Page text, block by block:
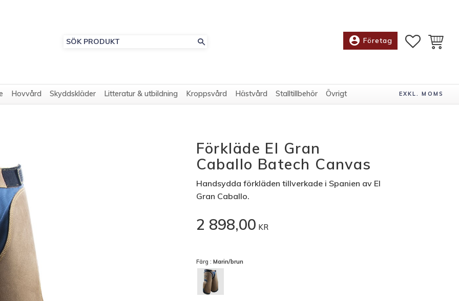
account_circle Företag
Hovvård Skyddskläder Litteratur & utbildning Kroppsvård Hästvård Stalltillbehör Övrigt EXKL. MOMS
Förkläde El Gran
Caballo Batech Canvas
Handsydda förkläden tillverkade i Spanien av El
Gran Caballo.
2 898,00 KR
Färg : Marin/brun